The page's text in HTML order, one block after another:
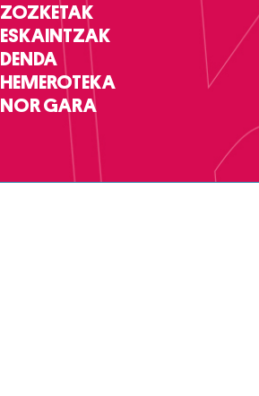
ZOZKETAK
ESKAINTZAK
DENDA
HEMEROTEKA
NOR GARA